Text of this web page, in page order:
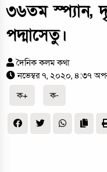
৩৬তম স্প্যান,
পদ্মাসেতু।
দৈনিক কলম কথা
নভেম্বর ৭, ২০২০, ৪:৩৭
ক+
ক-